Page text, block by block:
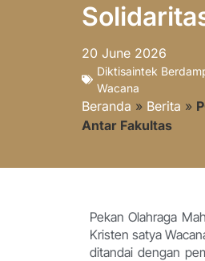
20 June 2026
Diktisaintek
Wacana
Beranda » Berita »
Antar Fakultas
Pekan Olahraga
Kristen satya
ditandai dengan